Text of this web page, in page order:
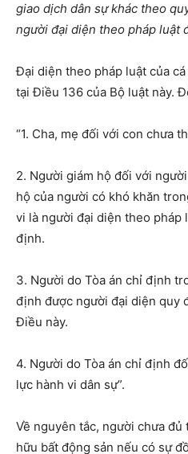
giao dịch dân sự khác theo
người đại diện theo pháp luật
Đại diện theo pháp luật của
tại Điều 136 của Bộ luật này.
“1. Cha, mẹ đối với con chưa
2. Người giám hộ đối với
hộ của người có khó khăn
vi là người đại diện theo pháp
định.
3. Người do Tòa án chỉ định
định được người đại diện quy
Điều này.
4. Người do Tòa án chỉ định
lực hành vi dân sự”.
Về nguyên tắc, người chưa
hữu bất động sản nếu có sự